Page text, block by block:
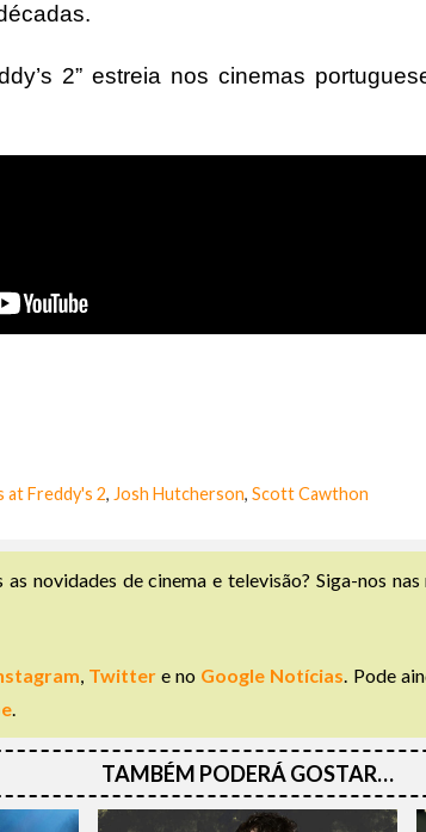
2” estreia nos cinemas
at Freddy's 2, Josh Hutcherson, Scott Cawthon
novidades de cinema e televisão? Siga-nos nas
, Twittere no Google Notícias. Pode
.
TAMBÉM PODERÁ GOSTAR…